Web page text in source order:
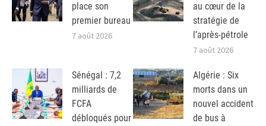
place son
premier bureau
7 août 2026
au cœur de la
stratégie de
l’après-pétrole
7 août 2026
Sénégal : 7,2
milliards de
FCFA
débloqués pour
Algérie : Six
morts dans un
nouvel accident
de bus à